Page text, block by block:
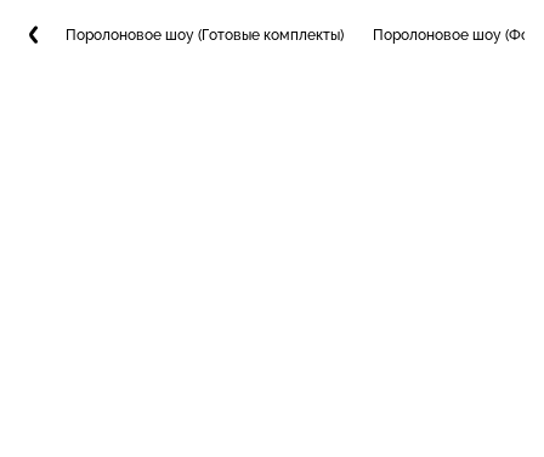
Поролоновое шоу (Готовые комплекты) Поролоновое шоу